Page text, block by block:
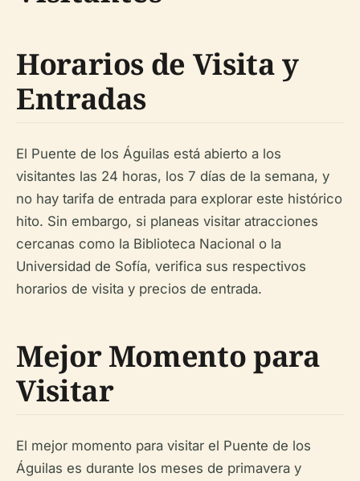
Horarios de Visita y
Entradas
El Puente de los Águilas está abierto a los
visitantes las 24 horas, los 7 días de la semana, y
no hay tarifa de entrada para explorar este histórico
hito. Sin embargo, si planeas visitar atracciones
cercanas como la Biblioteca Nacional o la
Universidad de Sofía, verifica sus respectivos
horarios de visita y precios de entrada.
Mejor Momento para
Visitar
El mejor momento para visitar el Puente de los
Águilas es durante los meses de primavera y